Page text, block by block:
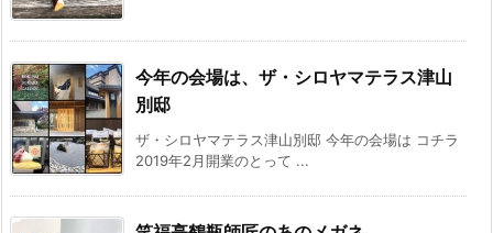
今年の会場は、ザ・シロヤマテラス津山
別邸
ザ・シロヤマテラス津山別邸 今年の会場は コチラ︎
︎2019年2月開業のとって ...